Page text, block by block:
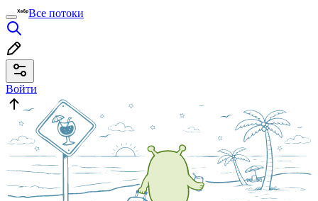
Все потоки
Войти